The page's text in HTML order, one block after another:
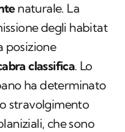
naturale. La
degli habitat
posizione
classifica. Lo
ha determinato
stravolgimento
che sono